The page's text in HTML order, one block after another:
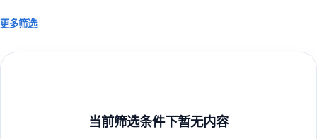
更多筛选
当前筛选条件下暂无内容